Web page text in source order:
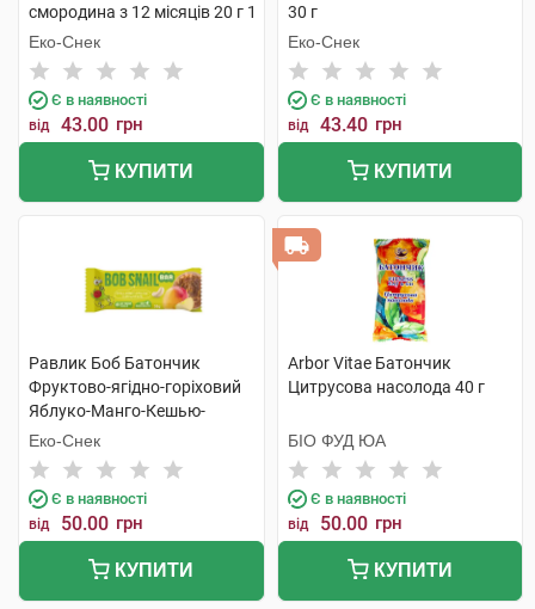
смородина з 12 місяців 20 г 1
пакет
Еко-Снек
Є в наявності
від 43.00 грн
КУПИТИ
30 г
Еко-Снек
Є в наявності
від 43.40 грн
КУПИТИ
Равлик Боб Батончик
Фруктово-ягідно-горіховий
Яблуко-Манго-Кешью-
Криспи Кіноа 35 г 1 шт
Еко-Снек
Є в наявності
від 50.00 грн
КУПИТИ
Arbor Vitae Батончик
Цитрусова насолода 40 г
БІО ФУД ЮА
Є в наявності
від 50.00 грн
КУПИТИ